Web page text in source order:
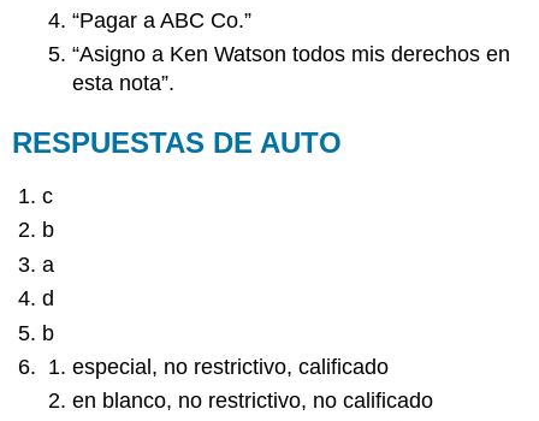
“Pagar a ABC Co.”
“Asigno a Ken Watson todos mis derechos en
esta nota”.
RESPUESTAS DE AUTO
c
b
a
d
b
especial, no restrictivo, calificado
en blanco, no restrictivo, no calificado